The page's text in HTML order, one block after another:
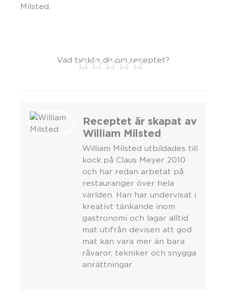
Milsted.
Vad tyckte du om receptet?
Receptet är skapat av
William Milsted
William Milsted utbildades till
kock på Claus Meyer 2010
och har redan arbetat på
restauranger över hela
världen. Han har undervisat i
kreativt tänkande inom
gastronomi och lagar alltid
mat utifrån devisen att god
mat kan vara mer än bara
råvaror, tekniker och snygga
anrättningar.